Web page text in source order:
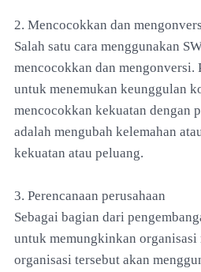
2. Mencocokkan dan
Salah satu cara menggunakan
mencocokkan dan mengonversi.
untuk menemukan keunggulan
mencocokkan kekuatan dengan
adalah mengubah kelemahan
kekuatan atau peluang.
3. Perencanaan perusahaan
Sebagai bagian dari
untuk memungkinkan organisasi
organisasi tersebut akan